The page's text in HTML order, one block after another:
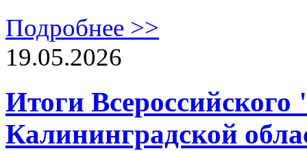
Подробнее >>
19.05.2026
Итоги
Калининградской